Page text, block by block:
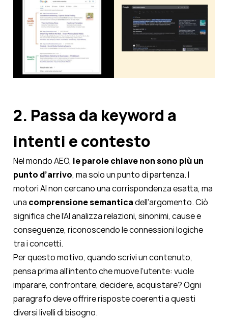
2. Passa da keyword a
intenti e contesto
Nel mondo AEO, le parole chiave non sono più un
punto d’arrivo, ma solo un punto di partenza. I
motori AI non cercano una corrispondenza esatta, ma
una comprensione semanticadell’argomento. Ciò
significa che l’AI analizza relazioni, sinonimi, cause e
conseguenze, riconoscendo le connessioni logiche
tra i concetti.
Per questo motivo, quando scrivi un contenuto,
pensa prima all’intento che muove l’utente: vuole
imparare, confrontare, decidere, acquistare? Ogni
paragrafo deve offrire risposte coerenti a questi
diversi livelli di bisogno.